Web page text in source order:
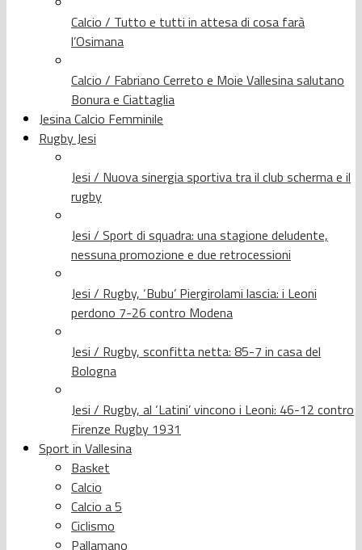
Calcio / Tutto e tutti in attesa di cosa farà
l’Osimana
Calcio / Fabriano Cerreto e Moie Vallesina salutano
Bonura e Ciattaglia
Jesina Calcio Femminile
Rugby Jesi
Jesi / Nuova sinergia sportiva tra il club scherma e il
rugby
Jesi / Sport di squadra: una stagione deludente,
nessuna promozione e due retrocessioni
Jesi / Rugby, ‘Bubu’ Piergirolami lascia: i Leoni
perdono 7-26 contro Modena
Jesi / Rugby, sconfitta netta: 85-7 in casa del
Bologna
Jesi / Rugby, al ‘Latini’ vincono i Leoni: 46-12 contro
Firenze Rugby 1931
Sport in Vallesina
Basket
Calcio
Calcio a 5
Ciclismo
Pallamano